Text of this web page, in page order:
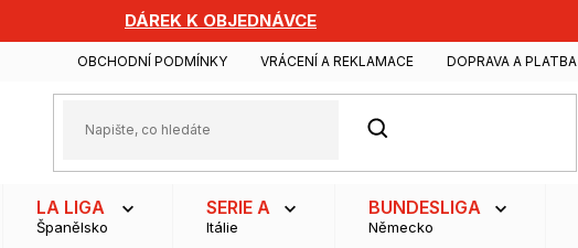
DÁREK K OBJEDNÁVCE
OBCHODNÍ PODMÍNKY VRÁCENÍ A REKLAMACE DOPRAVA A PLATBA
HLEDAT
LA LIGA
Španělsko
SERIE A
Itálie
BUNDESLIGA
Německo